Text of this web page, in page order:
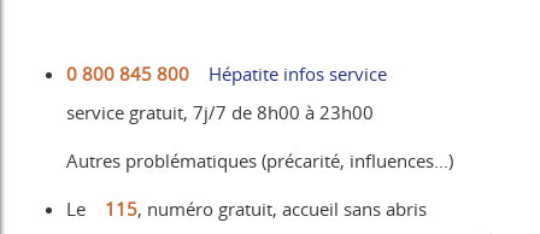
0 800 845 800
Hépatite infos service
service gratuit, 7j/7 de 8h00 à 23h00
Autres problématiques (précarité, influences...)
Le
115, numéro gratuit, accueil sans abris